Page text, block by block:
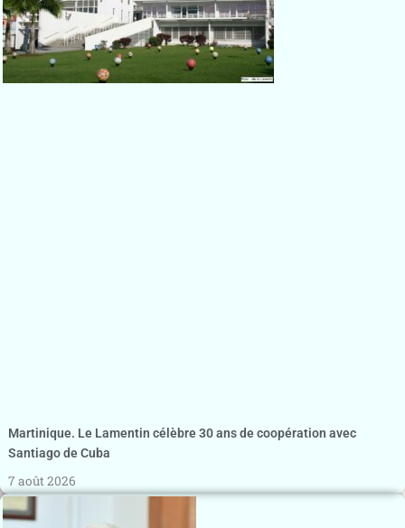
Martinique. Le Lamentin célèbre 30 ans de coopération avec
Santiago de Cuba
7 août 2026